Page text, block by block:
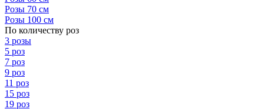
Розы 70 см
Розы 100 см
По количеству роз
3 розы
5 роз
7 роз
9 роз
11 роз
15 роз
19 роз